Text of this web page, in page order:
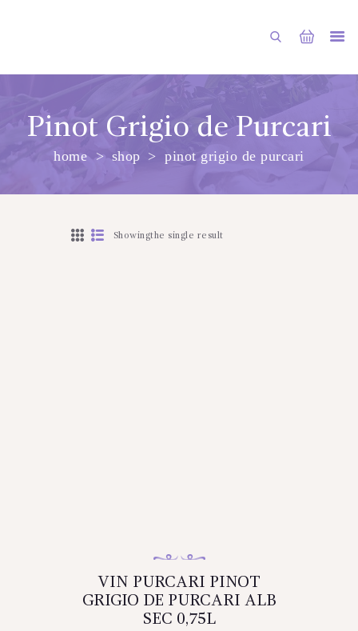
Pinot Grigio de Purcari
home shop pinot grigio de purcari
ГЛАВНАЯ
МАГАЗИН
Showingthe single result
VIN PURCARI PINOT
GRIGIO DE PURCARI ALB
SEC 0,75L